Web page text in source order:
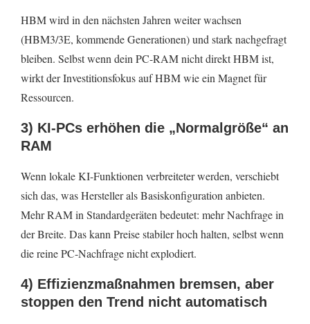
HBM wird in den nächsten Jahren weiter wachsen
(HBM3/3E, kommende Generationen) und stark nachgefragt
bleiben. Selbst wenn dein PC-RAM nicht direkt HBM ist,
wirkt der Investitionsfokus auf HBM wie ein Magnet für
Ressourcen.
3) KI-PCs erhöhen die „Normalgröße“ an
RAM
Wenn lokale KI-Funktionen verbreiteter werden, verschiebt
sich das, was Hersteller als Basiskonfiguration anbieten.
Mehr RAM in Standardgeräten bedeutet: mehr Nachfrage in
der Breite. Das kann Preise stabiler hoch halten, selbst wenn
die reine PC-Nachfrage nicht explodiert.
4) Effizienzmaßnahmen bremsen, aber
stoppen den Trend nicht automatisch